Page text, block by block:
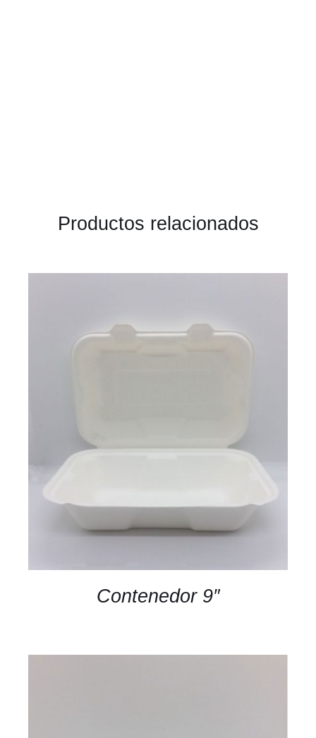
Productos relacionados
Contenedor 9″